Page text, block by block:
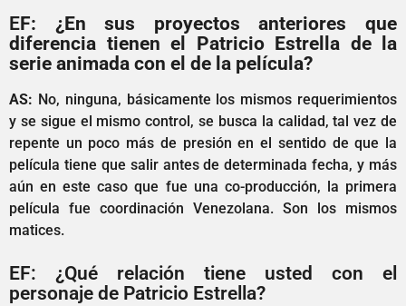
EF: ¿En sus proyectos anteriores que
diferencia tienen el Patricio Estrella de la
serie animada con el de la película?
AS: No, ninguna, básicamente los mismos requerimientos
y se sigue el mismo control, se busca la calidad, tal vez de
repente un poco más de presión en el sentido de que la
película tiene que salir antes de determinada fecha, y más
aún en este caso que fue una co-producción, la primera
película fue coordinación Venezolana. Son los mismos
matices.
EF: ¿Qué relación tiene usted con el
personaje de Patricio Estrella?